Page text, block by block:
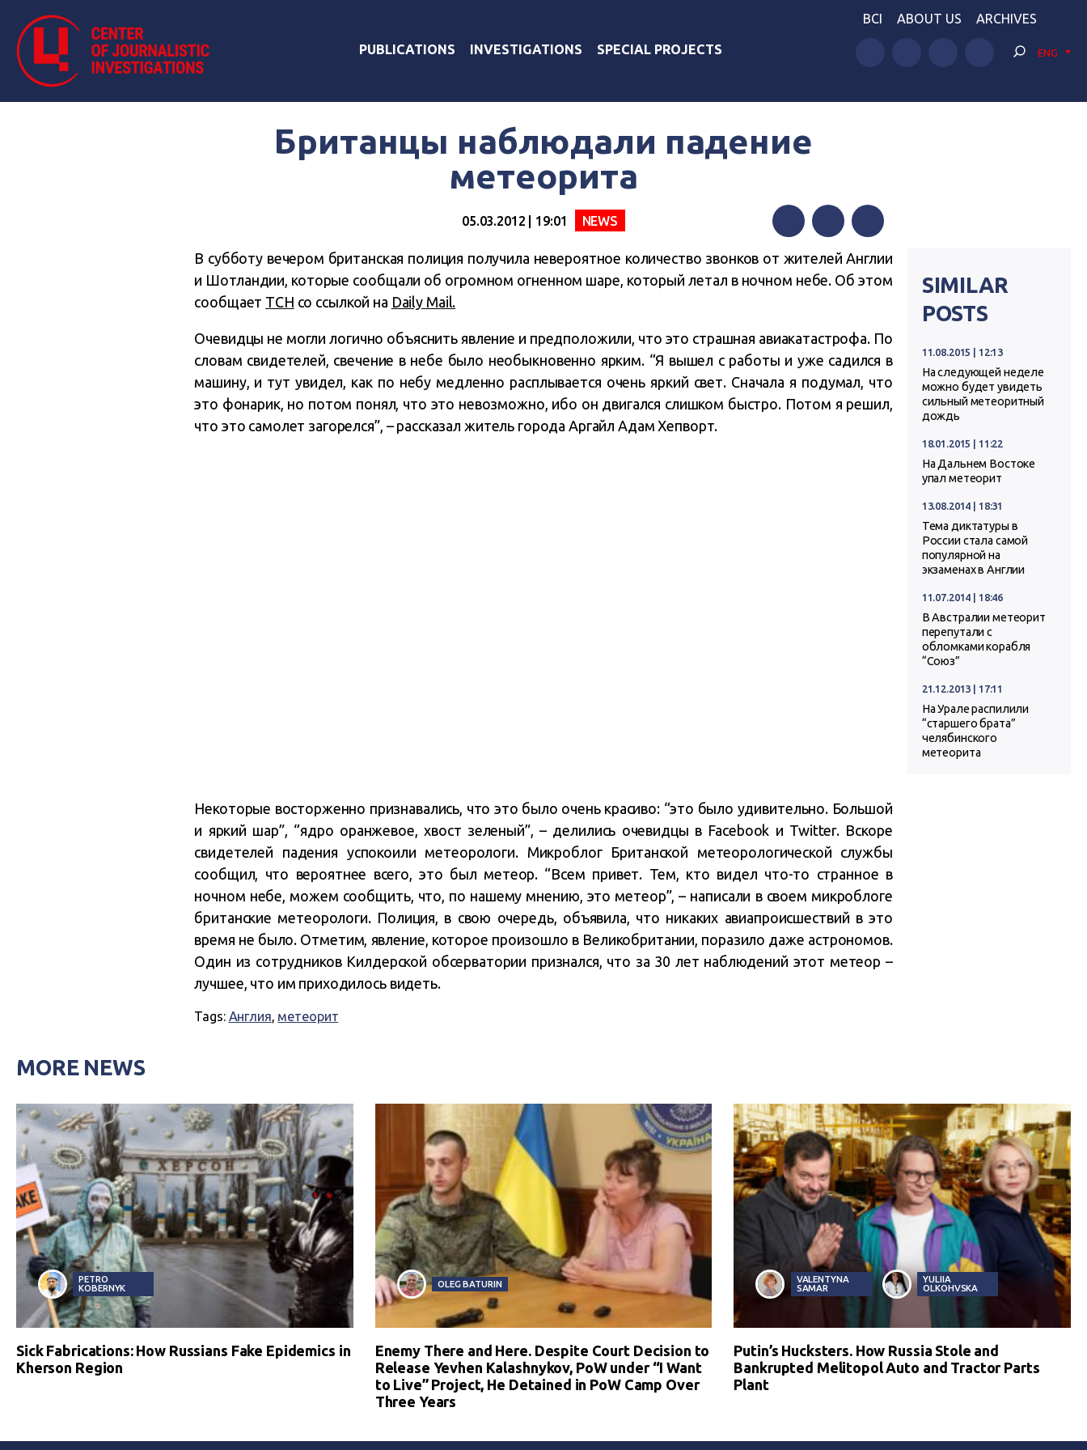
PUBLICATIONS INVESTIGATIONS SPECIAL PROJECTS
BCI ABOUT US ARCHIVES
ENG
Британцы наблюдали падение
метеорита
05.03.2012 | 19:01 NEWS
FacebookTwitterTelegram
В субботу вечером британская полиция получила невероятное количество звонков от жителей Англии
и Шотландии, которые сообщали об огромном огненном шаре, который летал в ночном небе. Об этом
сообщает ТСН со ссылкой на Daily Mail.
Очевидцы не могли логично объяснить явление и предположили, что это страшная авиакатастрофа. По
словам свидетелей, свечение в небе было необыкновенно ярким. “Я вышел с работы и уже садился в
машину, и тут увидел, как по небу медленно расплывается очень яркий свет. Сначала я подумал, что
это фонарик, но потом понял, что это невозможно, ибо он двигался слишком быстро. Потом я решил,
что это самолет загорелся”, – рассказал житель города Аргайл Адам Хепворт.
Некоторые восторженно признавались, что это было очень красиво: “это было удивительно. Большой
и яркий шар”, “ядро оранжевое, хвост зеленый”, – делились очевидцы в Facebook и Twitter. Вскоре
свидетелей падения успокоили метеорологи. Микроблог Британской метеорологической службы
сообщил, что вероятнее всего, это был метеор. “Всем привет. Тем, кто видел что-то странное в
ночном небе, можем сообщить, что, по нашему мнению, это метеор”, – написали в своем микроблоге
британские метеорологи. Полиция, в свою очередь, объявила, что никаких авиапроисшествий в это
время не было. Отметим, явление, которое произошло в Великобритании, поразило даже астрономов.
Один из сотрудников Килдерской обсерватории признался, что за 30 лет наблюдений этот метеор –
лучшее, что им приходилось видеть.
Tags: Англия, метеорит
SIMILAR
POSTS
11.08.2015 | 12:13
На следующей неделе
можно будет увидеть
сильный метеоритный
дождь
18.01.2015 | 11:22
На Дальнем Востоке
упал метеорит
13.08.2014 | 18:31
Тема диктатуры в
России стала самой
популярной на
экзаменах в Англии
11.07.2014 | 18:46
В Австралии метеорит
перепутали с
обломками корабля
“Союз”
21.12.2013 | 17:11
На Урале распилили
“старшего брата”
челябинского
метеорита
MORE NEWS
PETRO
KOBERNYK
Sick Fabrications: How Russians Fake Epidemics in
Kherson Region
OLEG BATURIN
Enemy There and Here. Despite Court Decision to
Release Yevhen Kalashnykov, PoW under “I Want
to Live” Project, He Detained in PoW Camp Over
Three Years
VALENTYNA
SAMAR
YULIIA
OLKOHVSKA
Putin’s Hucksters. How Russia Stole and
Bankrupted Melitopol Auto and Tractor Parts
Plant